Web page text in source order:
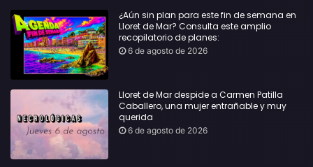
¿Aún sin plan para este fin de semana en
Lloret de Mar? Consulta este amplio
recopilatorio de planes:
6 de agosto de 2026
Lloret de Mar despide a Carmen Patilla
Caballero, una mujer entrañable y muy
querida
6 de agosto de 2026